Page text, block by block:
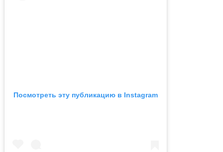
Посмотреть эту публикацию в Instagram